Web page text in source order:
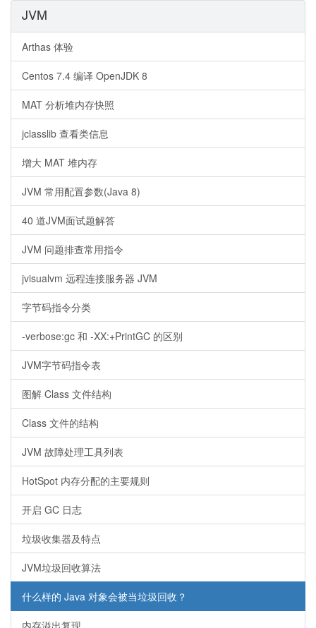
JVM
Arthas 体验
Centos 7.4 编译 OpenJDK 8
MAT 分析堆内存快照
jclasslib 查看类信息
增大 MAT 堆内存
JVM 常用配置参数(Java 8)
40 道JVM面试题解答
JVM 问题排查常用指令
jvisualvm 远程连接服务器 JVM
字节码指令分类
-verbose:gc 和 -XX:+PrintGC 的区别
JVM字节码指令表
图解 Class 文件结构
Class 文件的结构
JVM 故障处理工具列表
HotSpot 内存分配的主要规则
开启 GC 日志
垃圾收集器及特点
JVM垃圾回收算法
什么样的 Java 对象会被当垃圾回收？
内存溢出复现